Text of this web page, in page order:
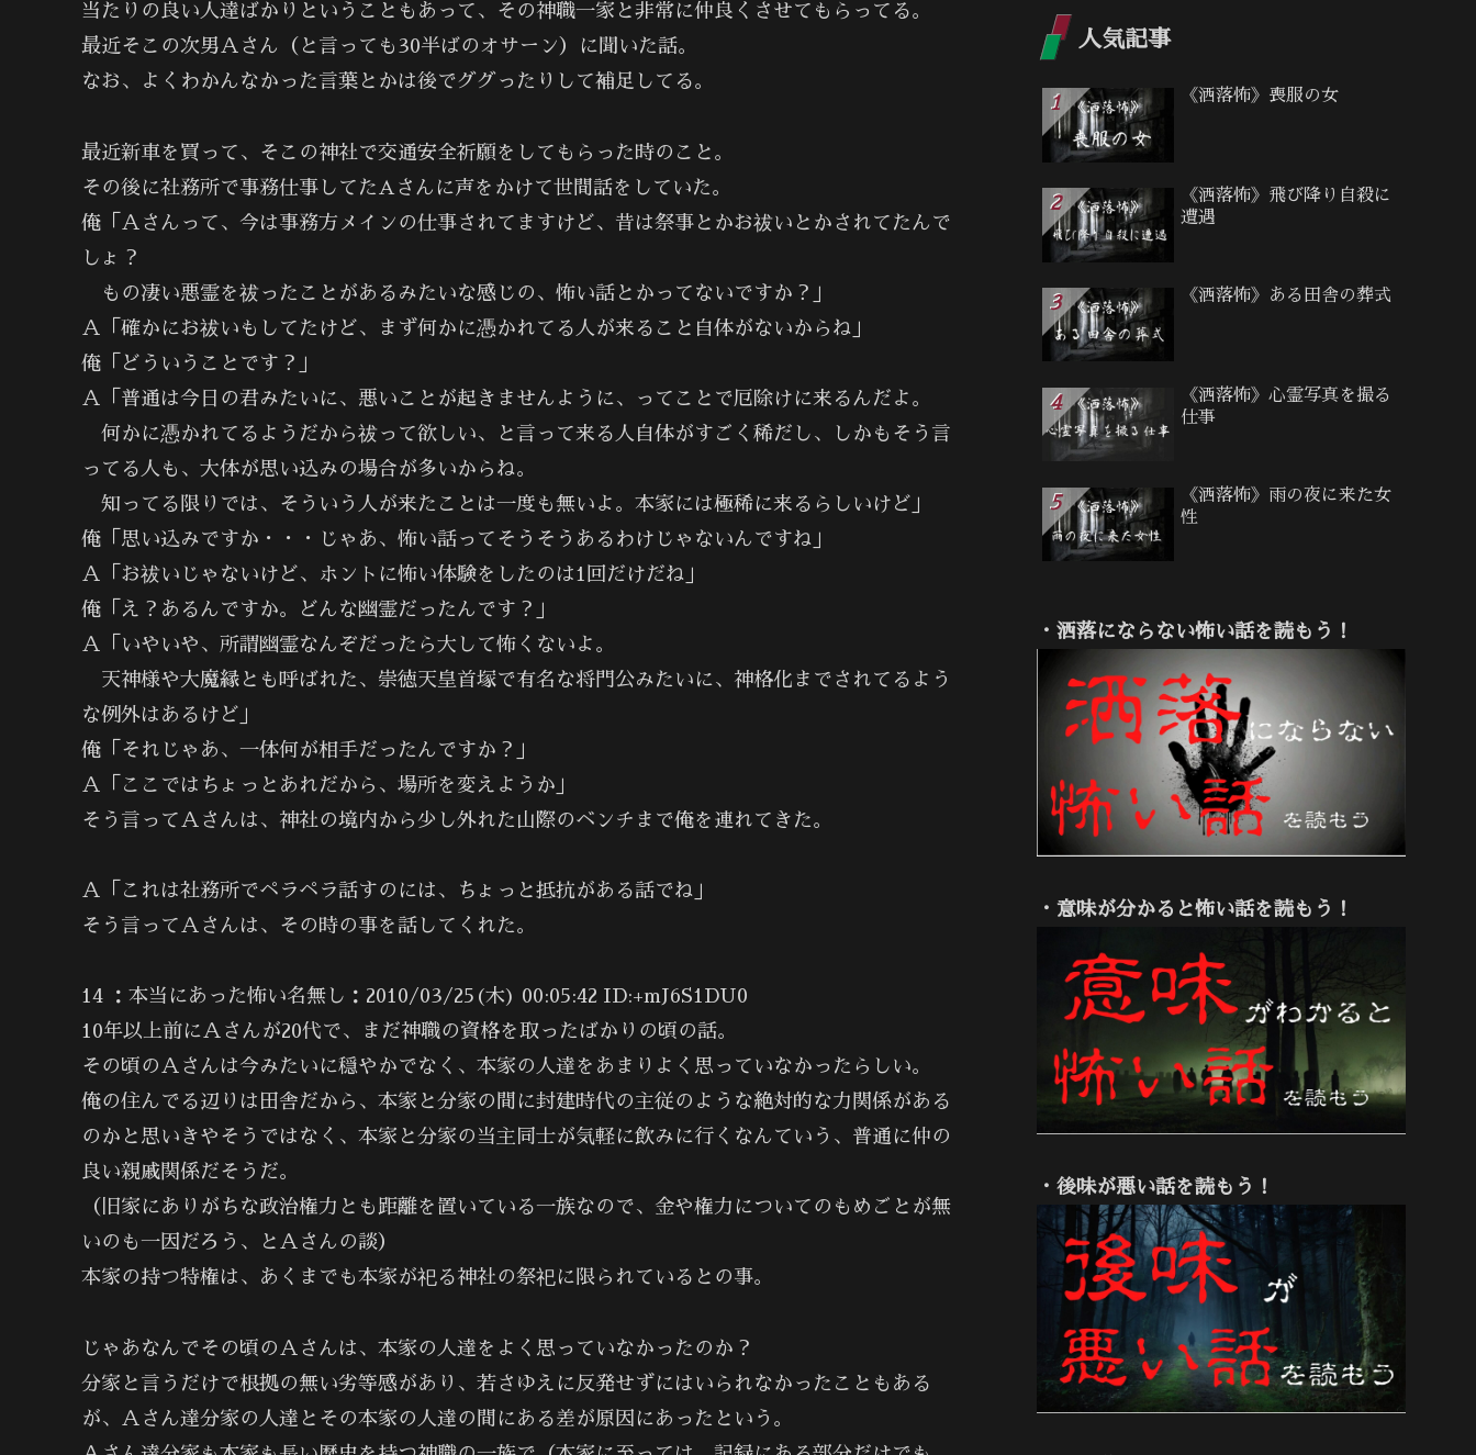
当たりの良い人達ばかりということもあって、その神職一家と非常に仲良くさせてもらってる。
最近そこの次男Ａさん（と言っても30半ばのオサーン）に聞いた話。
なお、よくわかんなかった言葉とかは後でググったりして補足してる。
最近新車を買って、そこの神社で交通安全祈願をしてもらった時のこと。
その後に社務所で事務仕事してたAさんに声をかけて世間話をしていた。
俺「Ａさんって、今は事務方メインの仕事されてますけど、昔は祭事とかお祓いとかされてたんで
しょ？
もの凄い悪霊を祓ったことがあるみたいな感じの、怖い話とかってないですか？」
Ａ「確かにお祓いもしてたけど、まず何かに憑かれてる人が来ること自体がないからね」
俺「どういうことです？」
Ａ「普通は今日の君みたいに、悪いことが起きませんように、ってことで厄除けに来るんだよ。
何かに憑かれてるようだから祓って欲しい、と言って来る人自体がすごく稀だし、しかもそう言
ってる人も、大体が思い込みの場合が多いからね。
知ってる限りでは、そういう人が来たことは一度も無いよ。本家には極稀に来るらしいけど」
俺「思い込みですか・・・じゃあ、怖い話ってそうそうあるわけじゃないんですね」
Ａ「お祓いじゃないけど、ホントに怖い体験をしたのは1回だけだね」
俺「え？あるんですか。どんな幽霊だったんです？」
Ａ「いやいや、所謂幽霊なんぞだったら大して怖くないよ。
天神様や大魔縁とも呼ばれた、崇徳天皇首塚で有名な将門公みたいに、神格化までされてるよう
な例外はあるけど」
俺「それじゃあ、一体何が相手だったんですか？」
Ａ「ここではちょっとあれだから、場所を変えようか」
そう言ってＡさんは、神社の境内から少し外れた山際のベンチまで俺を連れてきた。
Ａ「これは社務所でペラペラ話すのには、ちょっと抵抗がある話でね」
そう言ってＡさんは、その時の事を話してくれた。
14 ：本当にあった怖い名無し：2010/03/25(木) 00:05:42 ID:+mJ6S1DU0
10年以上前にＡさんが20代で、まだ神職の資格を取ったばかりの頃の話。
その頃のＡさんは今みたいに穏やかでなく、本家の人達をあまりよく思っていなかったらしい。
俺の住んでる辺りは田舎だから、本家と分家の間に封建時代の主従のような絶対的な力関係がある
のかと思いきやそうではなく、本家と分家の当主同士が気軽に飲みに行くなんていう、普通に仲の
良い親戚関係だそうだ。
（旧家にありがちな政治権力とも距離を置いている一族なので、金や権力についてのもめごとが無
いのも一因だろう、とＡさんの談）
本家の持つ特権は、あくまでも本家が祀る神社の祭祀に限られているとの事。
じゃあなんでその頃のＡさんは、本家の人達をよく思っていなかったのか？
分家と言うだけで根拠の無い劣等感があり、若さゆえに反発せずにはいられなかったこともある
が、Ａさん達分家の人達とその本家の人達の間にある差が原因にあったという。
人気記事
《洒落怖》喪服の女
《洒落怖》飛び降り自殺に
遭遇
《洒落怖》ある田舎の葬式
《洒落怖》心霊写真を撮る
仕事
《洒落怖》雨の夜に来た女
性
・洒落にならない怖い話を読もう！
・意味が分かると怖い話を読もう！
・後味が悪い話を読もう！